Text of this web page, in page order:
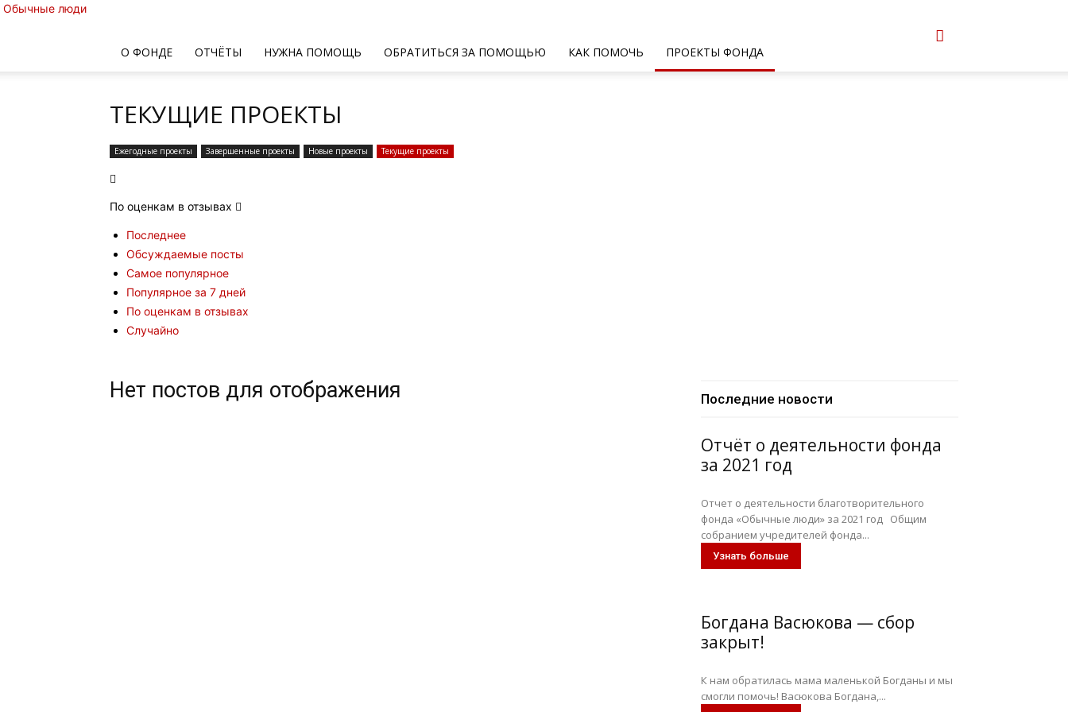
Обычные люди
О ФОНДЕ ОТЧЁТЫ НУЖНА ПОМОЩЬ ОБРАТИТЬСЯ ЗА ПОМОЩЬЮ КАК ПОМОЧЬ ПРОЕКТЫ ФОНДА
ТЕКУЩИЕ ПРОЕКТЫ
Ежегодные проекты Завершенные проекты Новые проекты Текущие проекты
По оценкам в отзывах
Последнее
Обсуждаемые посты
Самое популярное
Популярное за 7 дней
По оценкам в отзывах
Случайно
Нет постов для отображения Последние новости
Отчёт о деятельности фонда
за 2021 год
Отчет о деятельности благотворительного
фонда «Обычные люди» за 2021 год Общим
собранием учредителей фонда...
Узнать больше
Богдана Васюкова — сбор
закрыт!
К нам обратилась мама маленькой Богданы и мы
смогли помочь! Васюкова Богдана,...